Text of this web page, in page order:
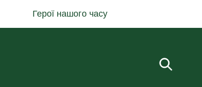
Герої нашого часу